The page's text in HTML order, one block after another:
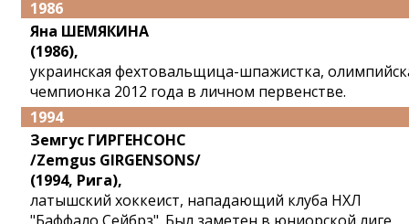
1986
Яна ШЕМЯКИНА
(1986),
украинская фехтовальщица-шпажистка,
чемпионка 2012 года в личном первенстве.
1994
Земгус ГИРГЕНСОНС
/Zemgus GIRGENSONS/
(1994, Рига),
латышский хоккеист, нападающий клуба НХЛ